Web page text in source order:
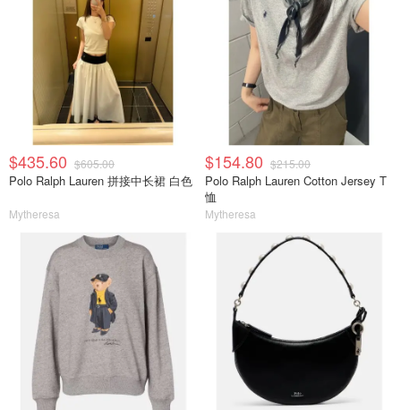
$435.60 $605.00
Polo Ralph Lauren 拼接中长裙 白色
Mytheresa
$154.80 $215.00
Polo Ralph Lauren Cotton Jersey T
恤
Mytheresa